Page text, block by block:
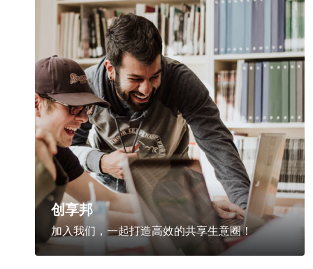
创享邦
加入我们，一起打造高效的共享生意圈！